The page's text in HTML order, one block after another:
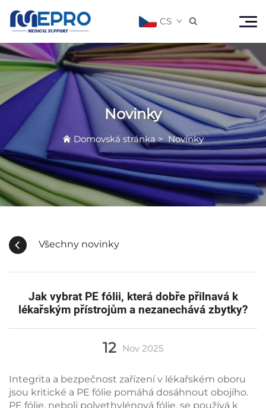
CS 
Novinky
Domovská stránka>Novinky
Všechny novinky
Jak vybrat PE fólii, která dobře přilnavá k
lékařským přístrojům a nezanechává zbytky?
12 Nov 2025
Integrita a bezpečnost zařízení v lékařském oboru
jsou kritické a PE fólie pomáhá dosáhnout obojího.
PE fólie, neboli polyethylénová fólie, se používá k